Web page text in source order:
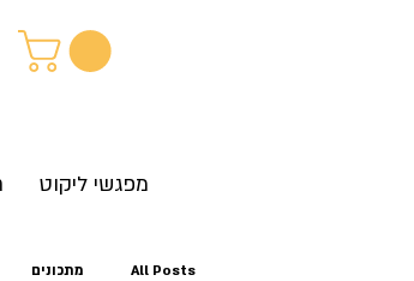
מפגשי ליקוט
All Posts מתכונים